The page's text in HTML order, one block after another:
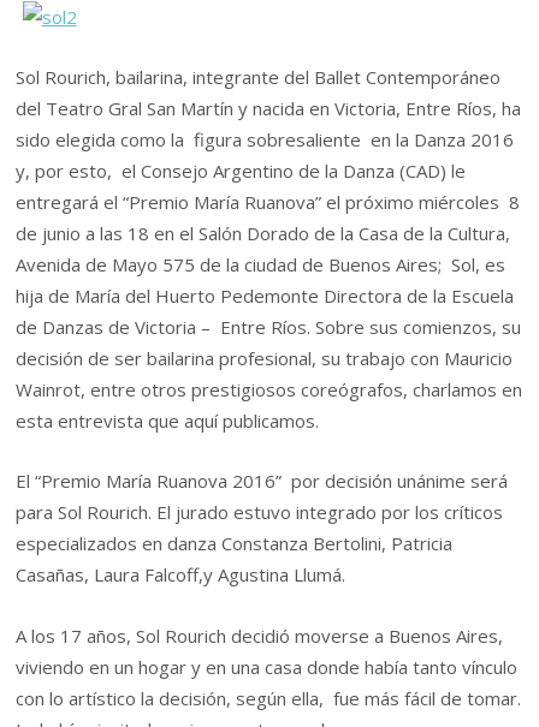
Sol Rourich, bailarina, integrante del Ballet Contemporáneo
del Teatro Gral San Martín y nacida en Victoria, Entre Ríos, ha
sido elegida como la figura sobresaliente en la Danza 2016
y, por esto, el Consejo Argentino de la Danza (CAD) le
entregará el “Premio María Ruanova” el próximo miércoles 8
de junio a las 18 en el Salón Dorado de la Casa de la Cultura,
Avenida de Mayo 575 de la ciudad de Buenos Aires; Sol, es
hija de María del Huerto Pedemonte Directora de la Escuela
de Danzas de Victoria – Entre Ríos. Sobre sus comienzos, su
decisión de ser bailarina profesional, su trabajo con Mauricio
Wainrot, entre otros prestigiosos coreógrafos, charlamos en
esta entrevista que aquí publicamos.
El “Premio María Ruanova 2016” por decisión unánime será
para Sol Rourich. El jurado estuvo integrado por los críticos
especializados en danza Constanza Bertolini, Patricia
Casañas, Laura Falcoff,y Agustina Llumá.
A los 17 años, Sol Rourich decidió moverse a Buenos Aires,
viviendo en un hogar y en una casa donde había tanto vínculo
con lo artístico la decisión, según ella, fue más fácil de tomar.